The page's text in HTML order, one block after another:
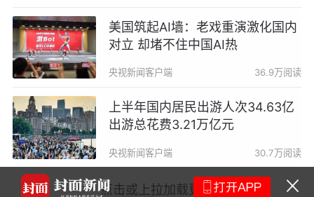
美国筑起AI墙：老戏重演激化国内
对立 却堵不住中国AI热
央视新闻客户端 36.9万阅读
上半年国内居民出游人次34.63亿
出游总花费3.21万亿元
央视新闻客户端 30.7万阅读
点击或上拉加载更多
市场监管总局
物油人工增香